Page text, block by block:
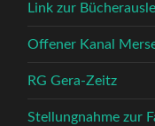
Link zur
Offener Kanal
RG Gera-Zeitz
Stellungnahme zur